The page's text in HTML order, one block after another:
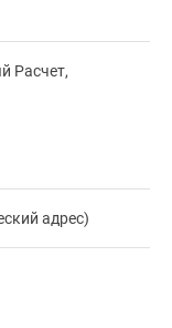
Расчет,
адрес)